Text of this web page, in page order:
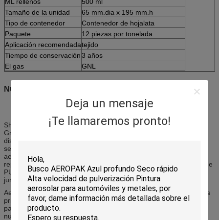
Deja un mensaje
¡Te llamaremos pronto!
Tamaño de la unidad
65 mm.dia x 195 mm.h
Tipo de contenedor
Contenedor de hojalata
Paquete
12 piezas por tonelada
Aplicación recomendadatejido
Tiempo de conservación3 años
El gas
GNL
Nuestra compañía
Shenzhen i-Like Fine Chemical Co., Ltd, una empresa familiar del
Grupo I-Like Holdings, que se inició en 1997, ha sido líder en el
diseño,fabricación y comercialización de productos aerosoles y
selladoresNuestros productos de aerosoles incluyen pinturas en
aerosol, productos para el cuidado del automóvil, cuidado y
reparación de neumáticos y productos de uso industrial.Espuma de
PU (espuma de expansión), selladores de silicona, fabricantes de
juntas RTV y adhesivos de contacto.
Aeropak es una marca creada por nuestro cliente australiano, y es
principalmente para clientes de alto posicionamiento de EE.UU.,
países europeos, Australia, Nueva Zelanda, etc. Cubre todos
nuestros productos de aerosoles.